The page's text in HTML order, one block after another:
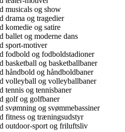
musicals og show
drama og tragedier
komedie og satire
ballet og moderne dans
sport-motiver
fodbold og fodboldstadioner
basketball og basketballbaner
håndbold og håndboldbaner
volleyball og volleyballbaner
tennis og tennisbaner
golf og golfbaner
svømning og svømmebassiner
fitness og træningsudstyr
outdoor-sport og friluftsliv